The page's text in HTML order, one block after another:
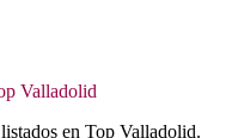
Valladolid
en Top Valladolid.